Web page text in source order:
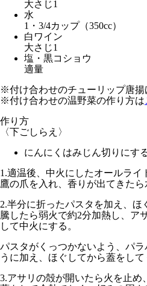
大さじ1
水
1・3/4カップ（350cc）
白ワイン
大さじ1
塩・黒コショウ
適量
※付け合わせのチューリップ唐揚
※付け合わせの温野菜の作り方は
作り方
〈下ごしらえ〉
にんにくはみじん切りにする
1.適温後、中火にしたオールライ
鷹の爪を入れ、香りが出てきたら
2.半分に折ったパスタを加え、ほ
騰したら弱火で約2分加熱し、ア
して中火にする。
パスタがくっつかないよう、パ
うに加え、ほぐしてから蓋をして
3.アサリの殻が開いたら火を止め